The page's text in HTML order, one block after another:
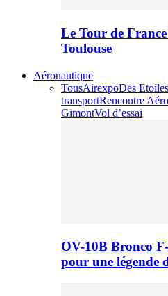
Le Tour de
Toulouse
Aéronautique
TousAirexpoDes
transportRencontre
GimontVol d’essai
OV-10B Bronco
pour une légende